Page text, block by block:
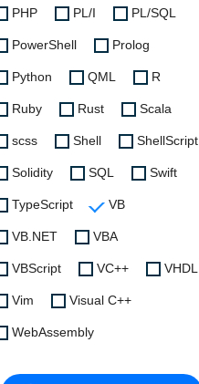
PHP PL/I PL/SQL
PowerShell Prolog
Python QML R
Ruby Rust Scala
scss Shell ShellScript
Solidity SQL Swift
TypeScript VB
VB.NET VBA
VBScript VC++ VHDL
Vim Visual C++
WebAssembly